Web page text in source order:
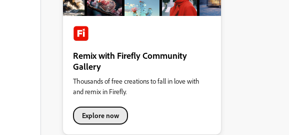
Remix with Firefly Community
Gallery
Thousands of free creations to fall in love with
and remix in Firefly.
Explore now